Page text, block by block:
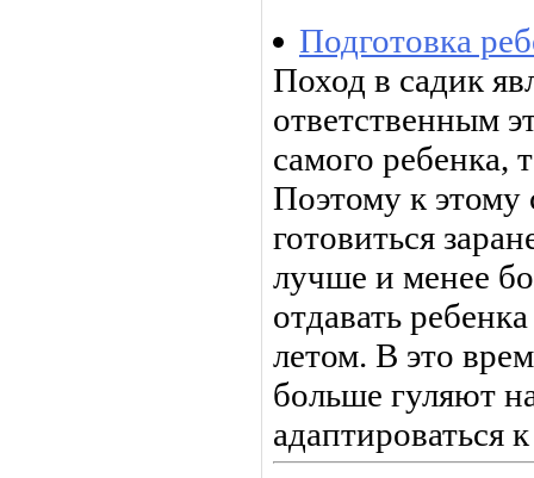
Подготовка
Поход в садик
ответственным
самого ребенка,
Поэтому к
готовиться
лучше и менее
отдавать
летом. В это
больше гуляют
адаптироваться